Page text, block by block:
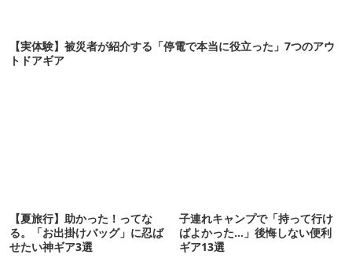
【実体験】被災者が紹介する「停電で本当に役立った」7つのアウ
トドアギア
【夏旅行】助かった！ってな
る。「お出掛けバッグ」に忍ば
せたい神ギア3選
子連れキャンプで「持って行け
ばよかった…」後悔しない便利
ギア13選